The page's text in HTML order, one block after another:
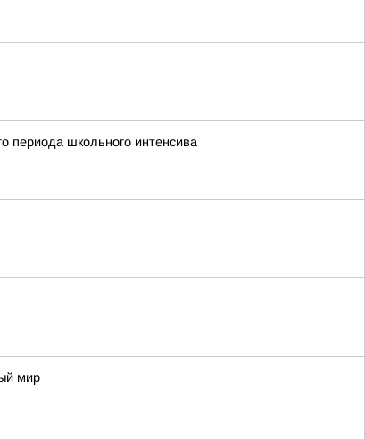
периода школьного интенсива
мир